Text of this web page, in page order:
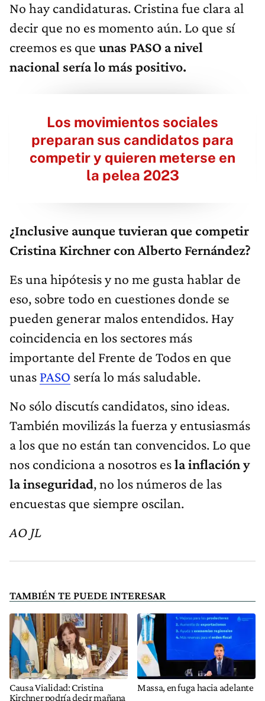
No hay candidaturas. Cristina fue clara al
decir que no es momento aún. Lo que sí
creemos es que unas PASO a nivel
nacional sería lo más positivo.
Los movimientos sociales
preparan sus candidatos para
competir y quieren meterse en
la pelea 2023
¿Inclusive aunque tuvieran que competir
Cristina Kirchner con Alberto Fernández?
Es una hipótesis y no me gusta hablar de
eso, sobre todo en cuestiones donde se
pueden generar malos entendidos. Hay
coincidencia en los sectores más
importante del Frente de Todos en que
unas PASO sería lo más saludable.
No sólo discutís candidatos, sino ideas.
También movilizás la fuerza y entusiasmás
a los que no están tan convencidos. Lo que
nos condiciona a nosotros esla inflación y
la inseguridad, no los números de las
encuestas que siempre oscilan.
AO JL
TAMBIÉN TE PUEDE INTERESAR
Causa Vialidad: Cristina
Kirchner podría decir mañana
Massa, en fuga hacia adelante